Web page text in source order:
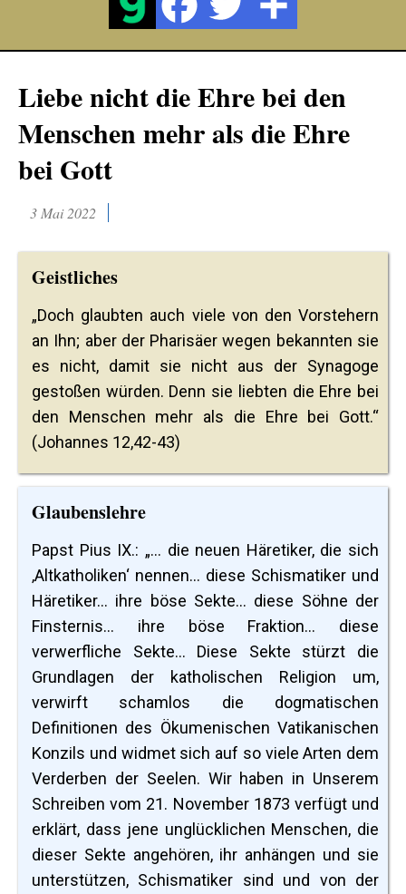
Liebe nicht die Ehre bei den
Menschen mehr als die Ehre
bei Gott
3 Mai 2022
Geistliches
„Doch glaubten auch viele von den Vorstehern
an Ihn; aber der Pharisäer wegen bekannten sie
es nicht, damit sie nicht aus der Synagoge
gestoßen würden. Denn sie liebten die Ehre bei
den Menschen mehr als die Ehre bei Gott.“
(Johannes 12,42-43)
Glaubenslehre
Papst Pius IX.: „... die neuen Häretiker, die sich
‚Altkatholiken‘ nennen... diese Schismatiker und
Häretiker... ihre böse Sekte... diese Söhne der
Finsternis... ihre böse Fraktion... diese
verwerfliche Sekte... Diese Sekte stürzt die
Grundlagen der katholischen Religion um,
verwirft schamlos die dogmatischen
Definitionen des Ökumenischen Vatikanischen
Konzils und widmet sich auf so viele Arten dem
Verderben der Seelen. Wir haben in Unserem
Schreiben vom 21. November 1873 verfügt und
erklärt, dass jene unglücklichen Menschen, die
dieser Sekte angehören, ihr anhängen und sie
unterstützen, Schismatiker sind und von der